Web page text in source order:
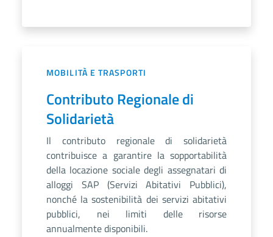
MOBILITÀ E TRASPORTI
Contributo Regionale di
Solidarietà
Il contributo regionale di solidarietà
contribuisce a garantire la sopportabilità
della locazione sociale degli assegnatari di
alloggi SAP (Servizi Abitativi Pubblici),
nonché la sostenibilità dei servizi abitativi
pubblici, nei limiti delle risorse
annualmente disponibili.